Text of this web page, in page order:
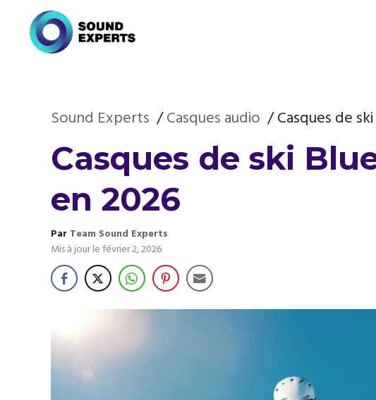
contenu
Sound Experts Casques audio Casques de
Casques de ski
en 2026
Par Team Sound Experts
Mis à jour lefévrier 2, 2026